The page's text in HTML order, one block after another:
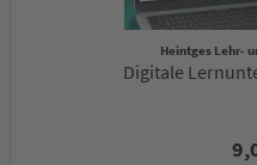
Heintges Lehr-
Digitale